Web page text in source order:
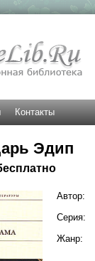
Контакты
Эдип
Автор:
Серия:
Жанр: